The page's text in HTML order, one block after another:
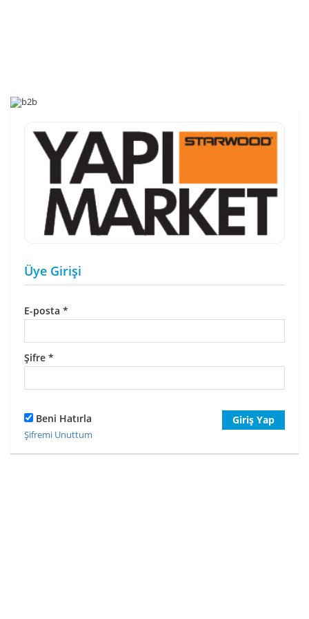
Üye Girişi
E-posta *
Şifre *
Beni Hatırla Giriş Yap
Şifremi Unuttum